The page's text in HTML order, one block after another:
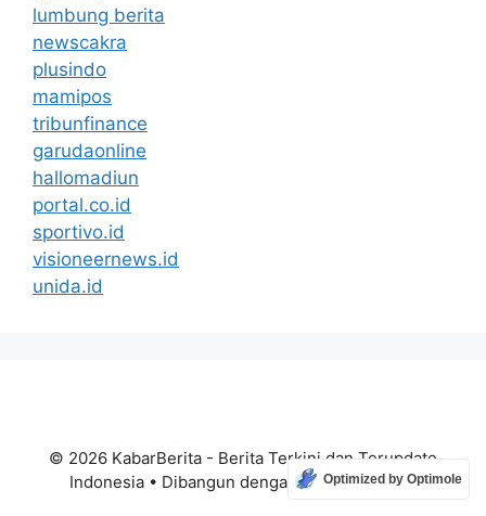
lumbung berita
newscakra
plusindo
mamipos
tribunfinance
garudaonline
hallomadiun
portal.co.id
sportivo.id
visioneernews.id
unida.id
© 2026 KabarBerita - Berita Terkini dan Terupdate
Indonesia• Dibangun denganGeneratePress
Optimized by Optimole